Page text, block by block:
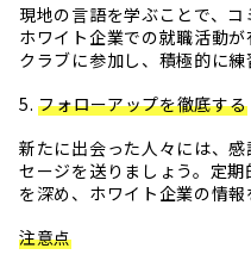
現地の言語を学ぶことで、コ
ホワイト企業での就職活動
クラブに参加し、積極的に練
5.フォローアップを徹底する
新たに出会った人々には、
セージを送りましょう。定
を深め、ホワイト企業の情報
注意点